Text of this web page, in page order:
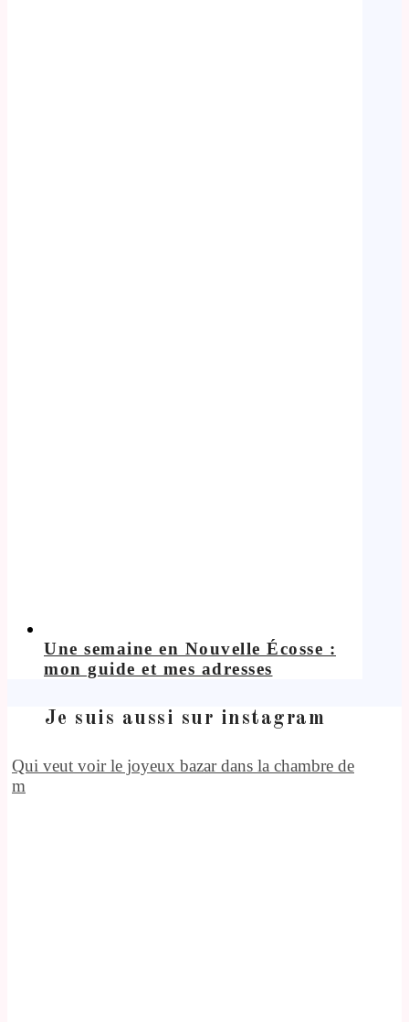
Une semaine en Nouvelle Écosse :
mon guide et mes adresses
Je suis aussi sur instagram
Qui veut voir le joyeux bazar dans la chambre de
m